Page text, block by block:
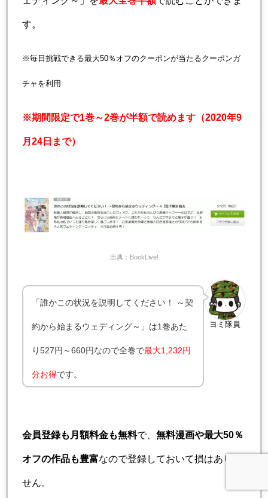
す。
※毎日挑戦できる最大50％オフのクーポンが当たるクーポンガ
チャを利用
※期間限定で1巻～2巻が半額で読めます（2020年9
月24日まで）
出典：BookLive!
ヨミ隊員
「誰かこの状況を説明してください！ ～契
約から始まるウェディング～」は1巻あた
り527円～660円なので全巻で最大1,232円
分お得です。
会員登録も月額料金も無料で、 無料漫画や最大50％
オフの作品も豊富なので登録しておいて損はありま
せん。